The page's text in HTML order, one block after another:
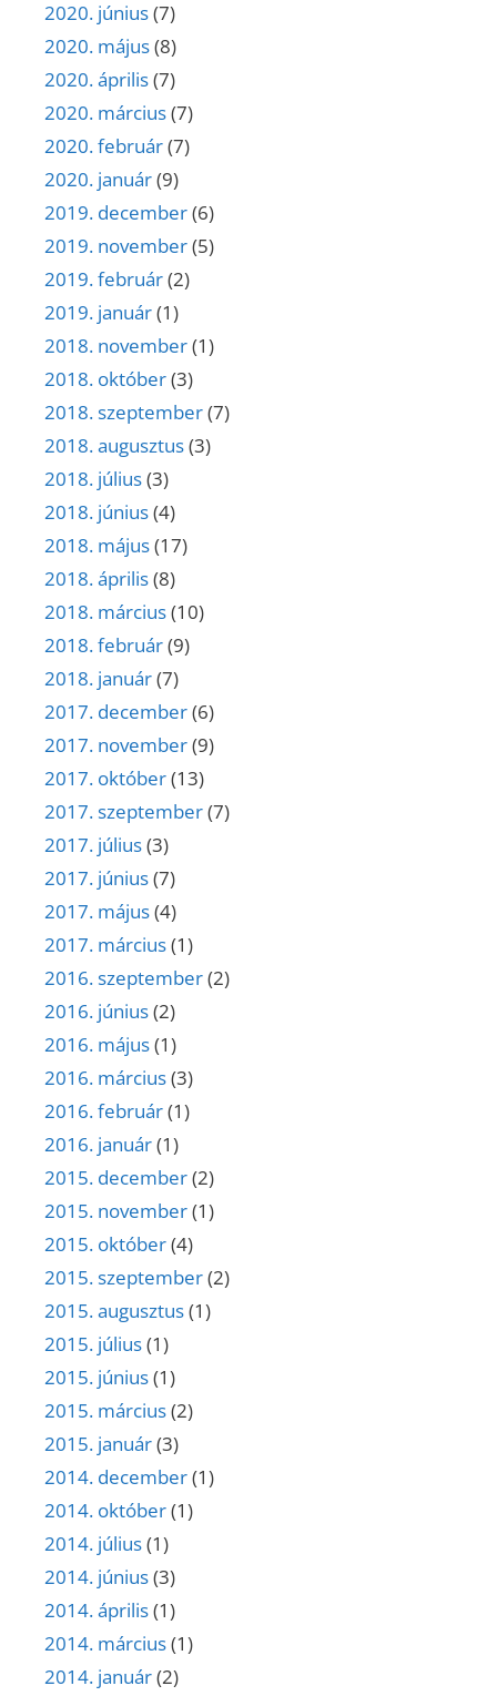
2020. június(7)
2020. május(8)
2020. április(7)
2020. március(7)
2020. február(7)
2020. január(9)
2019. december(6)
2019. november(5)
2019. február(2)
2019. január(1)
2018. november(1)
2018. október(3)
2018. szeptember(7)
2018. augusztus(3)
2018. július(3)
2018. június(4)
2018. május(17)
2018. április(8)
2018. március(10)
2018. február(9)
2018. január(7)
2017. december(6)
2017. november(9)
2017. október(13)
2017. szeptember(7)
2017. július(3)
2017. június(7)
2017. május(4)
2017. március(1)
2016. szeptember(2)
2016. június(2)
2016. május(1)
2016. március(3)
2016. február(1)
2016. január(1)
2015. december(2)
2015. november(1)
2015. október(4)
2015. szeptember(2)
2015. augusztus(1)
2015. július(1)
2015. június(1)
2015. március(2)
2015. január(3)
2014. december(1)
2014. október(1)
2014. július(1)
2014. június(3)
2014. április(1)
2014. március(1)
2014. január(2)